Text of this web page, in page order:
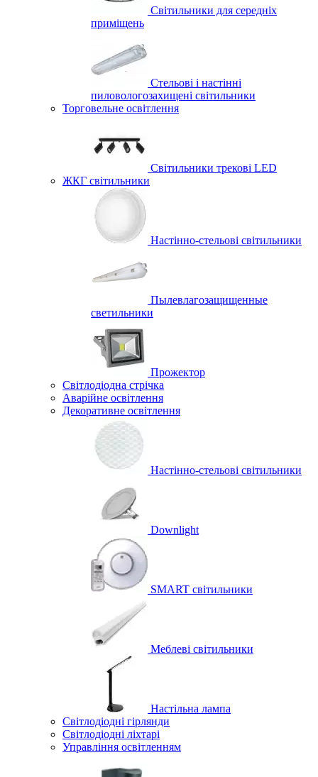
Світильники для середніх
приміщень
Стельові і настінні
пиловологозахищені світильники
Торговельне освітлення
Світильники трекові LED
ЖКГ світильники
Настінно-стельові світильники
Пылевлагозащищенные
светильники
Прожектор
Світлодіодна стрічка
Аварійне освітлення
Декоративне освітлення
Настінно-стельові світильники
Downlight
SMART світильники
Меблеві світильники
Настільна лампа
Світлодіодні гірлянди
Світлодіодні ліхтарі
Управління освітленням